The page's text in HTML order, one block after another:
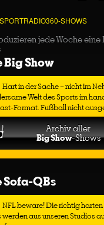
SHOWS
jede Woche eine
Big Show
Hart in der Sache – nicht im
Welt des Sports im
Format. Fußball nicht
Archiv aller
Big Show-Shows
Sofa-QBs
NFL beware! Die richtig
werden aus unseren Studios